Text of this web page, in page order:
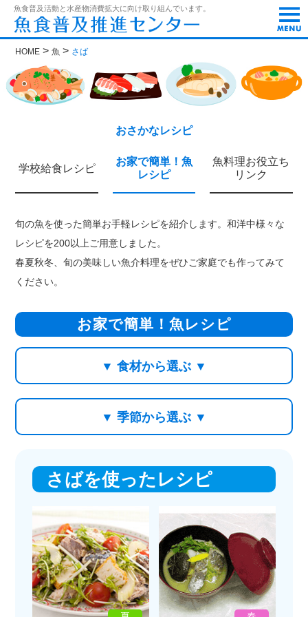
魚食普及活動と水産物消費拡大に向け取り組んでいます。
t
o
g
g
e
n
a
n
HOME >魚 > さば
おさかなレシピ
学校給食レシピ
お家で簡単！魚
レシピ
魚料理お役立ち
リンク
旬の魚を使った簡単お手軽レシピを紹介します。和洋中様々な
レシピを200以上ご用意しました。
春夏秋冬、旬の美味しい魚介料理をぜひご家庭でも作ってみて
ください。
お家で簡単！魚レシピ
▼ 食材から選ぶ ▼
▼ 季節から選ぶ ▼
さばを使ったレシピ